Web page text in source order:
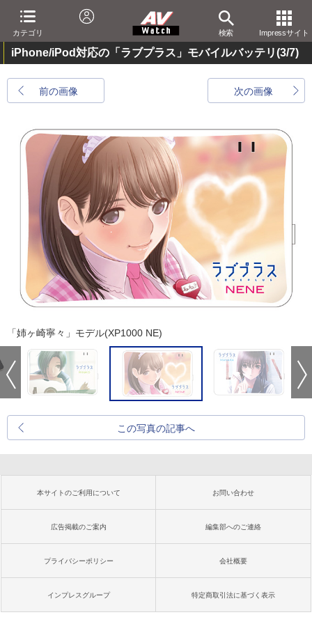
カテゴリ 検索 Impressサイト
iPhone/iPod対応の「ラブプラス」モバイルバッテリ(3/7)
前の画像 次の画像
「姉ヶ崎寧々」モデル(XP1000 NE)
この写真の記事へ
本サイトのご利用について お問い合わせ
広告掲載のご案内 編集部へのご連絡
プライバシーポリシー 会社概要
インプレスグループ 特定商取引法に基づく表示